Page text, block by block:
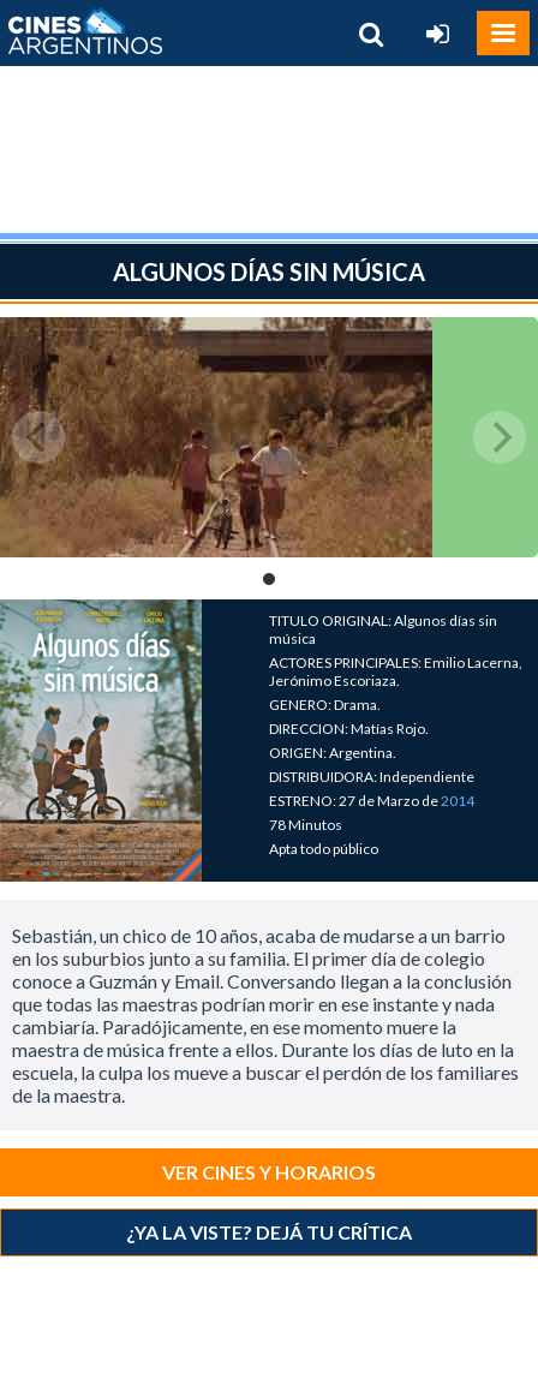
ALGUNOS DÍAS SIN MÚSICA
TITULO ORIGINAL: Algunos días sin
música
ACTORES PRINCIPALES: Emilio Lacerna,
Jerónimo Escoriaza.
GENERO: Drama.
DIRECCION: Matías Rojo.
ORIGEN: Argentina.
DISTRIBUIDORA: Independiente
ESTRENO: 27 de Marzo de2014
78 Minutos
Apta todo público
Sebastián, un chico de 10 años, acaba de mudarse a un barrio
en los suburbios junto a su familia. El primer día de colegio
conoce a Guzmán y Email. Conversando llegan a la conclusión
que todas las maestras podrían morir en ese instante y nada
cambiaría. Paradójicamente, en ese momento muere la
maestra de música frente a ellos. Durante los días de luto en la
escuela, la culpa los mueve a buscar el perdón de los familiares
de la maestra.
VER CINES Y HORARIOS
¿YA LA VISTE? DEJÁ TU CRÍTICA